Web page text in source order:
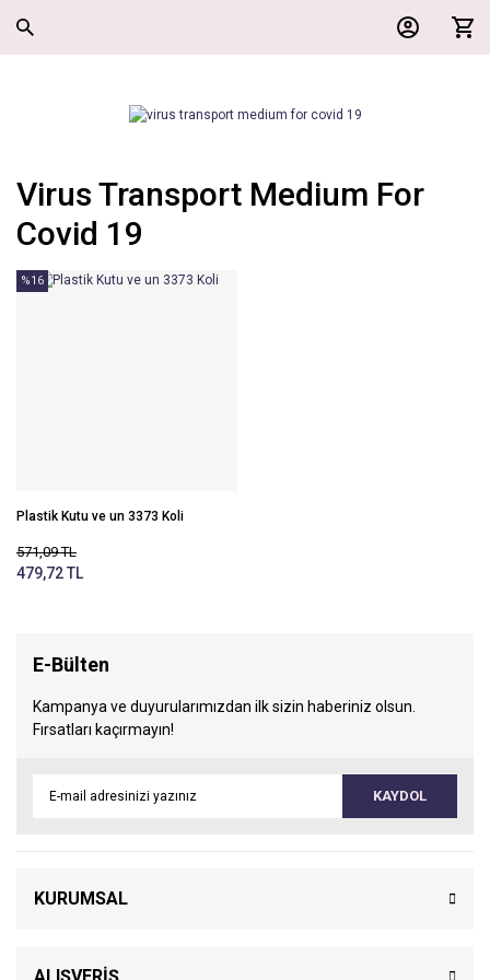
Virus Transport Medium For
Covid 19
%16
Plastik Kutu ve un 3373 Koli
571,09 TL
479,72 TL
E-Bülten
Kampanya ve duyurularımızdan ilk sizin haberiniz olsun.
Fırsatları kaçırmayın!
KAYDOL
KURUMSAL
ALIŞVERİŞ